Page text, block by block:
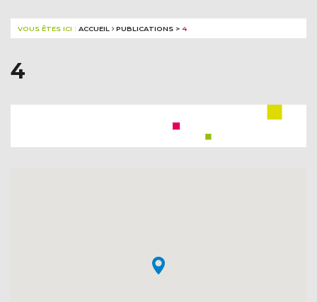
VOUS ÊTES ICI : ACCUEIL PUBLICATIONS > 4
4